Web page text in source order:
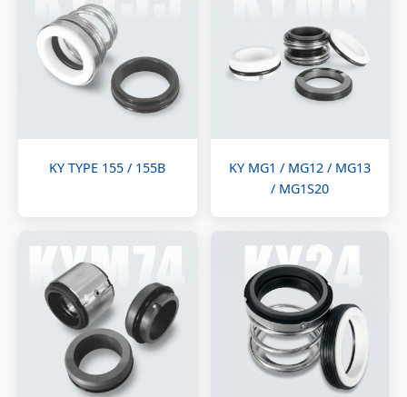
KY TYPE 155 / 155B
KY MG1 / MG12 / MG13
/ MG1S20